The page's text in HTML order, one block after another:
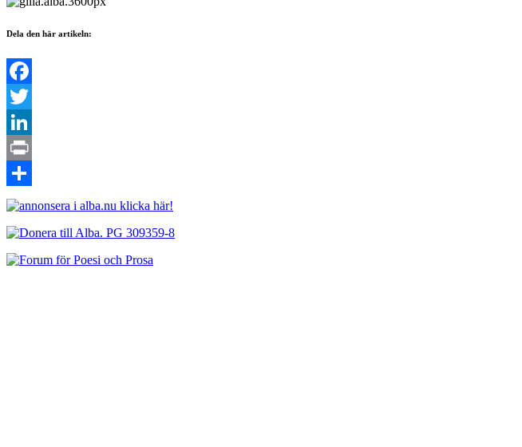
Dela den här artikeln:
Facebook
Twitter
LinkedIn
Print
Dela